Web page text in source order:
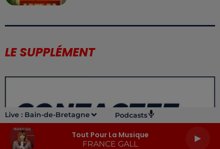
Live : Bain-de-Bretagne Podcasts
Tout Pour La Musique
FRANCE GALL
LE SUPPLÉMENT